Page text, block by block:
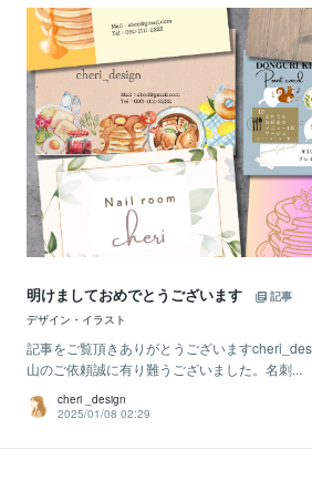
明けましておめでとうございます
記事
デザイン・イラスト
記事をご覧頂きありがとうございます
山のご依頼誠に有り難うございました。名刺...
cheri _design
2025/01/08 02:29